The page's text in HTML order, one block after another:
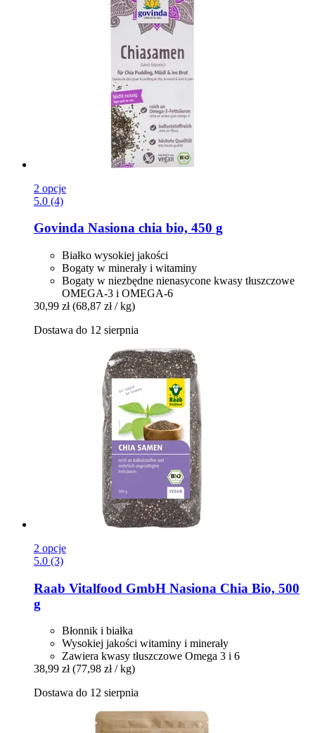
2 opcje
5.0 (4)
Govinda Nasiona chia bio, 450 g
Białko wysokiej jakości
Bogaty w minerały i witaminy
Bogaty w niezbędne nienasycone kwasy tłuszczowe
OMEGA-3 i OMEGA-6
30,99 zł (68,87 zł / kg)
Dostawa do 12 sierpnia
2 opcje
5.0 (3)
Raab Vitalfood GmbH Nasiona Chia Bio, 500
g
Błonnik i białka
Wysokiej jakości witaminy i minerały
Zawiera kwasy tłuszczowe Omega 3 i 6
38,99 zł (77,98 zł / kg)
Dostawa do 12 sierpnia